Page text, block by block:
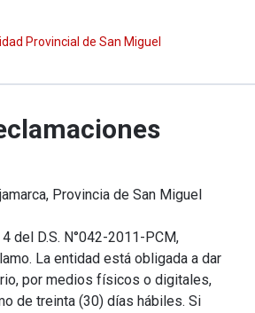
Provincial de San Miguel
, Provincia de San Miguel
del D.S. N°042-2011-PCM,
La entidad está obligada a dar
por medios físicos o digitales,
de treinta (30) días hábiles. Si